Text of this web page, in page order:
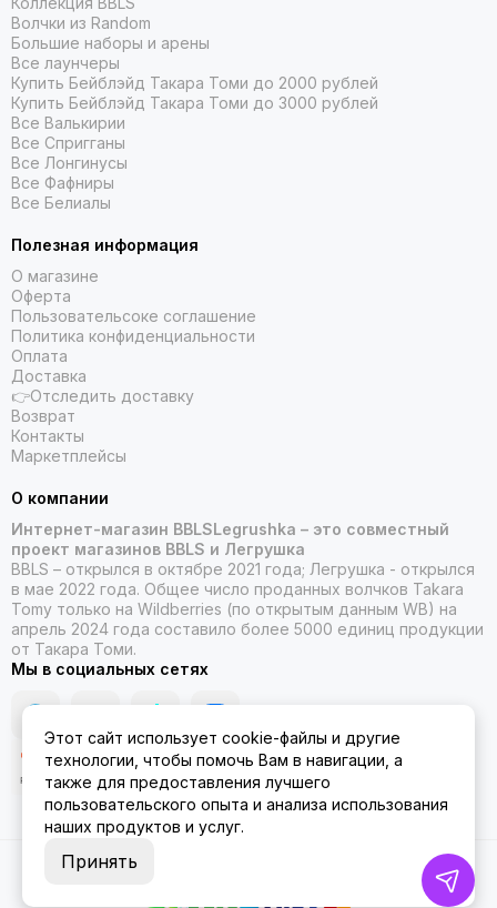
Волчки из Random
Большие наборы и арены
Все лаунчеры
Купить Бейблэйд Такара Томи до 2000 рублей
Купить Бейблэйд Такара Томи до 3000 рублей
Все Валькирии
Все Спригганы
Все Лонгинусы
Все Фафниры
Все Белиалы
Полезная информация
О магазине
Оферта
Пользовательсоке соглашение
Политика конфиденциальности
Оплата
Доставка
👉Отследить доставку
Возврат
Контакты
Маркетплейсы
О компании
Интернет-магазин BBLSLegrushka – это совместный
проект магазинов BBLS и Легрушка
BBLS – открылся в октябре 2021 года; Легрушка - открылся
в мае 2022 года. Общее число проданных волчков Takara
Tomy только на Wildberries (по открытым данным WB) на
апрель 2024 года составило более 5000 единиц продукции
от Такара Томи.
Мы в социальных сетях
2026 © ББЛСЛегрушка.
Этот сайт использует cookie-файлы и другие
технологии, чтобы помочь Вам в навигации, а
также для предоставления лучшего
пользовательского опыта и анализа использования
наших продуктов и услуг.
Принять